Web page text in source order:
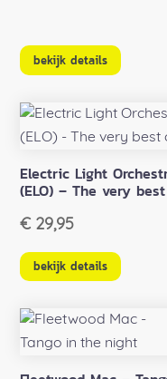
bekijk details
Electric Light
(ELO) – The very
€ 29,95
bekijk details